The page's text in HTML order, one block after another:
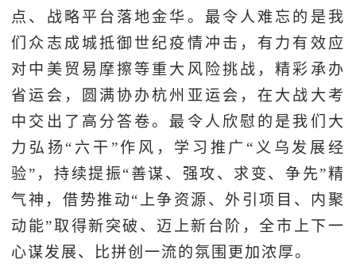
点、战略平台落地金华。最令人难忘的是我
们众志成城抵御世纪疫情冲击，有力有效应
对中美贸易摩擦等重大风险挑战，精彩承办
省运会，圆满协办杭州亚运会，在大战大考
中交出了高分答卷。最令人欣慰的是我们大
力弘扬“六干”作风，学习推广“义乌发展经
验”，持续提振“善谋、强攻、求变、争先”精
气神，借势推动“上争资源、外引项目、内聚
动能”取得新突破、迈上新台阶，全市上下一
心谋发展、比拼创一流的氛围更加浓厚。